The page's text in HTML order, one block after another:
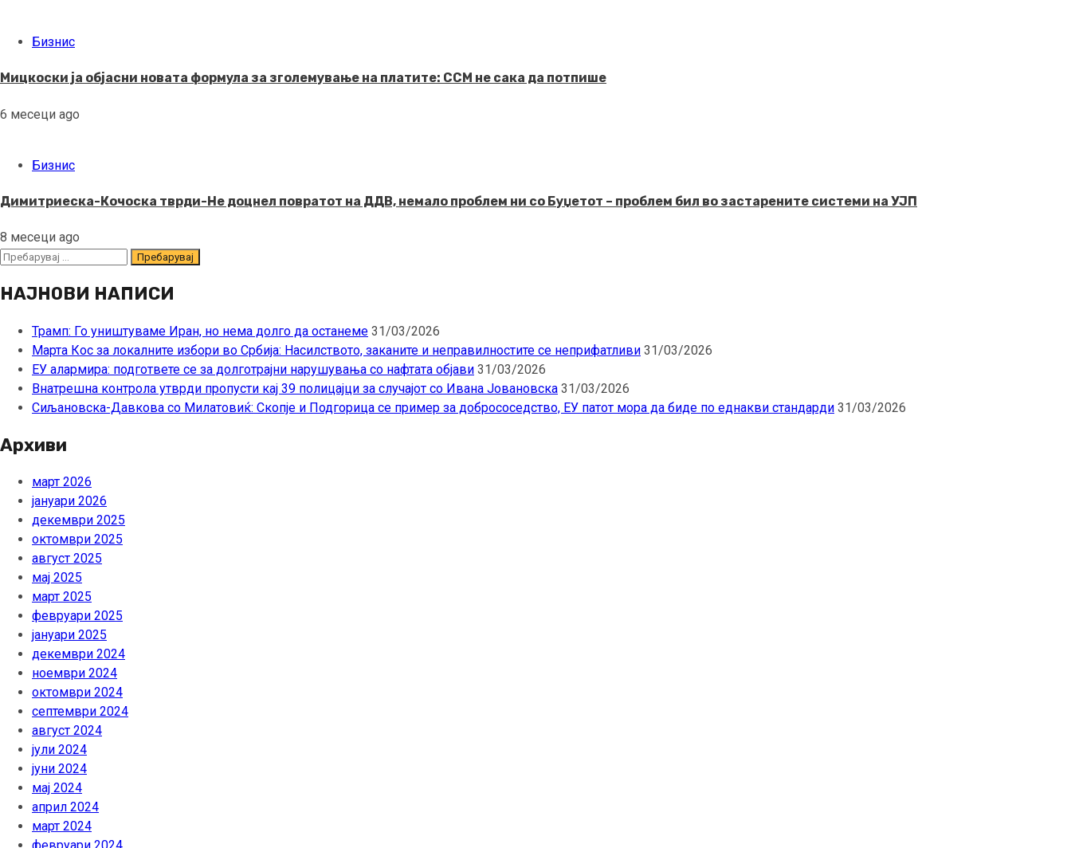
Бизнис
Мицкоски ја објасни новата формула за зголемување на платите: ССМ не сака да потпише
6 месеци ago
Бизнис
Димитриеска-Кочоска тврди-Не доцнел повратот на ДДВ, немало проблем ни со Буџетот – проблем бил во застарените системи на УЈП
8 месеци ago
Пребарувај
НАЈНОВИ НАПИСИ
Трамп: Го уништуваме Иран, но нема долго да останеме 31/03/2026
Марта Кос за локалните избори во Србија: Насилството, заканите и неправилностите се неприфатливи 31/03/2026
ЕУ алармира: подгответе се за долготрајни нарушувања со нафтата објави 31/03/2026
Внатрешна контрола утврди пропусти кај 39 полицајци за случајот со Ивана Јовановска 31/03/2026
Сиљановска-Давкова со Милатовиќ: Скопје и Подгорица се пример за добрососедство, ЕУ патот мора да биде по еднакви стандарди 31/03/2026
Архиви
март 2026
јануари 2026
декември 2025
октомври 2025
август 2025
мај 2025
март 2025
февруари 2025
јануари 2025
декември 2024
ноември 2024
октомври 2024
септември 2024
август 2024
јули 2024
јуни 2024
мај 2024
април 2024
март 2024